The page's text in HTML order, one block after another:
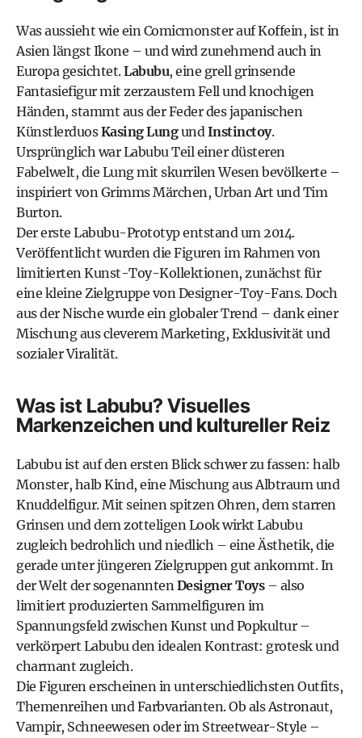
Was aussieht wie ein Comicmonster auf Koffein, ist in
Asien längst Ikone – und wird zunehmend auch in
Europa gesichtet.Labubu, eine grell grinsende
Fantasiefigur mit zerzaustem Fell und knochigen
Händen, stammt aus der Feder des japanischen
KünstlerduosKasing LungundInstinctoy.
Ursprünglich war Labubu Teil einer düsteren
Fabelwelt, die Lung mit skurrilen Wesen bevölkerte –
inspiriert von Grimms Märchen, Urban Art und Tim
Burton.
Der erste Labubu-Prototyp entstand um 2014.
Veröffentlicht wurden die Figuren im Rahmen von
limitierten Kunst-Toy-Kollektionen, zunächst für
eine kleine Zielgruppe von Designer-Toy-Fans. Doch
aus der Nische wurde ein globaler Trend – dank einer
Mischung aus cleverem Marketing, Exklusivität und
sozialer Viralität.
Was ist Labubu? Visuelles
Markenzeichen und kultureller Reiz
Labubu ist auf den ersten Blick schwer zu fassen: halb
Monster, halb Kind, eine Mischung aus Albtraum und
Knuddelfigur. Mit seinen spitzen Ohren, dem starren
Grinsen und dem zotteligen Look wirkt Labubu
zugleich bedrohlich und niedlich – eine Ästhetik, die
gerade unter jüngeren Zielgruppen gut ankommt. In
der Welt der sogenanntenDesigner Toys– also
limitiert produzierten Sammelfiguren im
Spannungsfeld zwischen Kunst und Popkultur –
verkörpert Labubu den idealen Kontrast: grotesk und
charmant zugleich.
Die Figuren erscheinen in unterschiedlichsten Outfits,
Themenreihen und Farbvarianten. Ob als Astronaut,
Vampir, Schneewesen oder im Streetwear-Style –